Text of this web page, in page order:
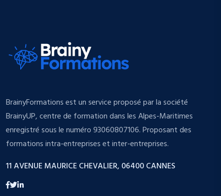
BrainyFormations est un service proposé par la société
BrainyUP, centre de formation dans les Alpes-Maritimes
enregistré sous le numéro 93060807106. Proposant des
formations intra-entreprises et inter-entreprises.
11 AVENUE MAURICE CHEVALIER, 06400 CANNES